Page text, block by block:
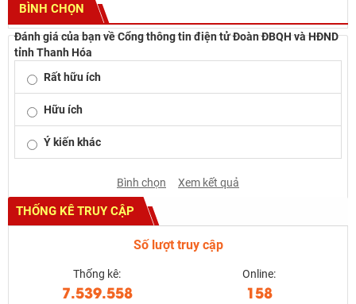
BÌNH CHỌN
Đánh giá của bạn về Cổng thông tin điện tử Đoàn ĐBQH và HĐND
tỉnh Thanh Hóa
Rất hữu ích
Hữu ích
Ý kiến khác
Bình chọn Xem kết quả
THỐNG KÊ TRUY CẬP
Số lượt truy cập
Thống kê:
7.539.558
Online:
158